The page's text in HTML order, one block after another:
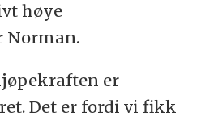
høye
Norman.
er
Det er fordi vi fikk